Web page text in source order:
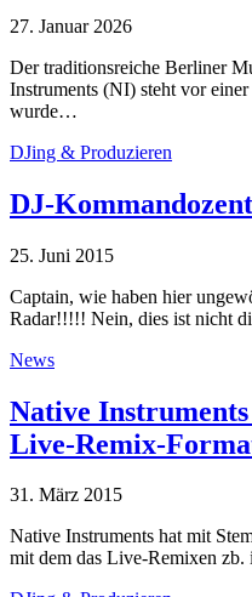
27. Januar 2026
Der traditionsreiche Berliner
Instruments (NI) steht vor
wurde…
DJing & Produzieren
DJ-
25. Juni 2015
Captain, wie haben hier
Radar!!!!! Nein, dies ist nicht
News
Native Instruments
Live-Remix-
31. März 2015
Native Instruments hat mit
mit dem das Live-Remixen